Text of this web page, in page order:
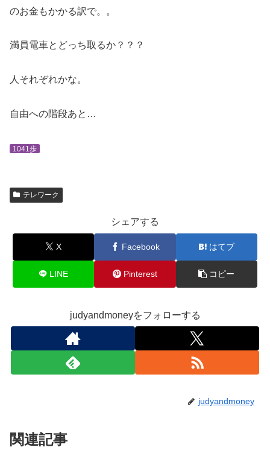
のお金もかかる訳で。。
満員電車とどっち取るか？？？
人それぞれかな。
自由への階段あと…
1041歩
テレワーク
シェアする
X Facebook はてブ
LINE Pinterest コピー
judyandmoneyをフォローする
judyandmoney
関連記事